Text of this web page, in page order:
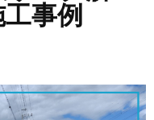
事例